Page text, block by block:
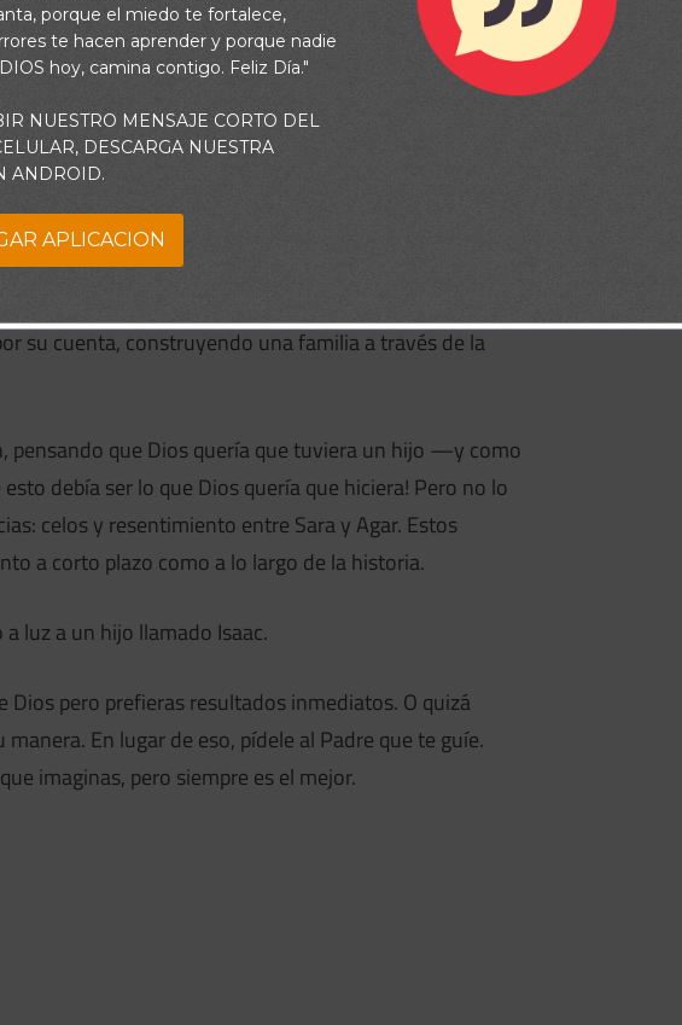
ritmo rápido no es necesariamente malo, pero debemos
inmediata que ya no podamos esperar el tiempo de
su frustración por no tener hijos, Dios le reveló que
incontable vendría después. Abraham le creyó a Dios,
su cuenta, construyendo una familia a través de la
pensando que Dios quería que tuviera un hijo —y como
debía ser lo que Dios quería que hiciera! Pero no lo
celos y resentimiento entre Sara y Agar. Estos
a corto plazo como a lo largo de la historia.
a luz a un hijo llamado Isaac.
Dios pero prefieras resultados inmediatos. O quizá
En lugar de eso, pídele al Padre que te guíe.
imaginas, pero siempre es el mejor.
porque el miedo te fortalece,
te hacen aprender y porque nadie
hoy, camina contigo. Feliz Día."
NUESTRO MENSAJE CORTO DEL
DESCARGA NUESTRA
ANDROID.
APLICACION